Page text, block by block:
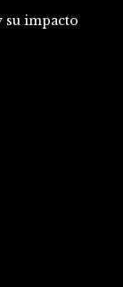
su impacto